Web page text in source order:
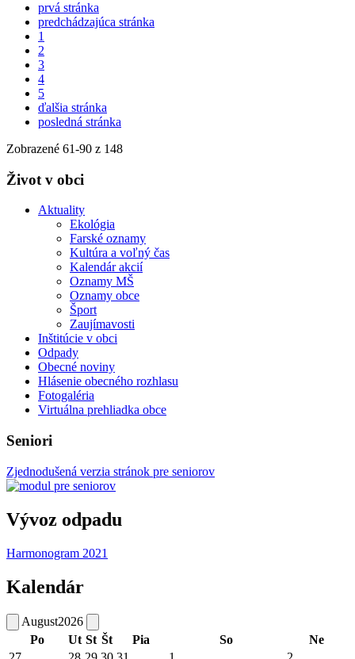
prvá stránka
predchádzajúca stránka
1
2
3
4
5
ďalšia stránka
posledná stránka
Zobrazené 61-90 z 148
Život v obci
Aktuality
Ekológia
Farské oznamy
Kultúra a voľný čas
Kalendár akcií
Oznamy MŠ
Oznamy obce
Šport
Zaujímavosti
Inštitúcie v obci
Odpady
Obecné noviny
Hlásenie obecného rozhlasu
Fotogaléria
Virtuálna prehliadka obce
Seniori
Zjednodušená verzia stránok pre seniorov
Vývoz odpadu
Harmonogram 2021
Kalendár
August2026
Po
Ut St Št Pia So
Ne